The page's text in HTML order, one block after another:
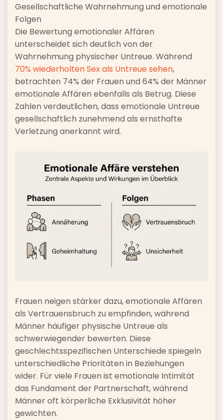
Gesellschaftliche Wahrnehmung und emotionale
Folgen
Die Bewertung emotionaler Affären
unterscheidet sich deutlich von der
Wahrnehmung physischer Untreue. Während
70% wiederholten Sex als Untreue sehen,
betrachten 74% der Frauen und 64% der Männer
emotionale Affären ebenfalls als Betrug. Diese
Zahlen verdeutlichen, dass emotionale Untreue
gesellschaftlich zunehmend als ernsthafte
Verletzung anerkannt wird.
Frauen neigen stärker dazu, emotionale Affären
als Vertrauensbruch zu empfinden, während
Männer häufiger physische Untreue als
schwerwiegender bewerten. Diese
geschlechtsspezifischen Unterschiede spiegeln
unterschiedliche Prioritäten in Beziehungen
wider. Für viele Frauen ist emotionale Intimität
das Fundament der Partnerschaft, während
Männer oft körperliche Exklusivität höher
gewichten.